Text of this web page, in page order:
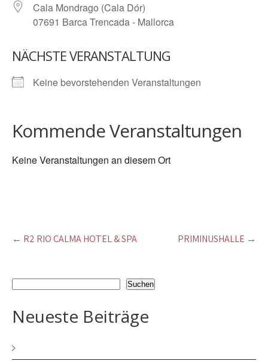
Cala Mondrago (Cala Dór)
07691 Barca Trencada - Mallorca
NÄCHSTE VERANSTALTUNG
Keine bevorstehenden Veranstaltungen
Kommende Veranstaltungen
Keine Veranstaltungen an diesem Ort
Post
navigation
← R2 RIO CALMA HOTEL & SPA PRIMINUSHALLE →
Suchen
Neueste Beiträge